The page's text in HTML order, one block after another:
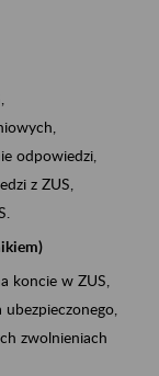
odpowiedzi,
z ZUS,
koncie w ZUS,
zwolnieniach